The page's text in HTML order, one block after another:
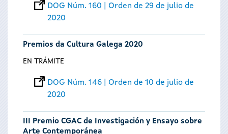
DOG Núm. 160 | Orden de 29 de julio de
2020
Premios da Cultura Galega 2020
EN TRÁMITE
DOG Núm. 146 | Orden de 10 de julio de
2020
III Premio CGAC de Investigación y Ensayo sobre
Arte Contemporánea